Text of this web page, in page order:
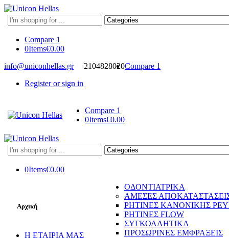
Search
here
Compare 1
0Items€0.00
info@uniconhellas.gr
2104828020Compare 1
Register or sign in
Compare 1
0Items€0.00
Search
here
0Items€0.00
Αρχική
Η ΕΤΑΙΡΙΑ ΜΑΣ
ΟΔΟΝΤΙΑΤΡΙΚΑ
ΑΜΕΣΕΣ
ΡΗΤΙΝΕΣ ΚΑΝΟΝΙΚΗΣ
ΡΗΤΙΝΕΣ FLOW
ΣΥΓΚΟΛΛΗΤΙΚΑ
ΠΡΟΣΩΡΙΝΕΣ ΕΜΦΡΑΞΕΙΣ